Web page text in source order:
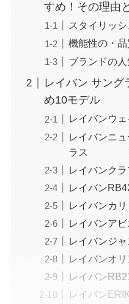
すめ！その理由
スタイリッ
機能性の・品
ブランドの
レイバン サング
め10モデル
レイバンウ
レイバンニ
ラス
レイバンク
レイバン
レイバンカ
レイバンア
レイバンジ
レイバンオ
レイバン
レイバン